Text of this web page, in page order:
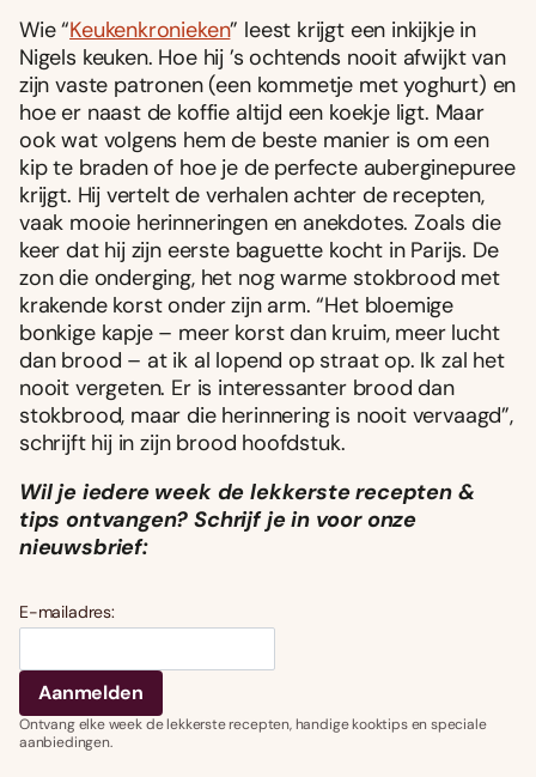
Wie “Keukenkronieken” leest krijgt een inkijkje in
Nigels keuken. Hoe hij ’s ochtends nooit afwijkt van
zijn vaste patronen (een kommetje met yoghurt) en
hoe er naast de koffie altijd een koekje ligt. Maar
ook wat volgens hem de beste manier is om een
kip te braden of hoe je de perfecte auberginepuree
krijgt. Hij vertelt de verhalen achter de recepten,
vaak mooie herinneringen en anekdotes. Zoals die
keer dat hij zijn eerste baguette kocht in Parijs. De
zon die onderging, het nog warme stokbrood met
krakende korst onder zijn arm. “Het bloemige
bonkige kapje – meer korst dan kruim, meer lucht
dan brood – at ik al lopend op straat op. Ik zal het
nooit vergeten. Er is interessanter brood dan
stokbrood, maar die herinnering is nooit vervaagd”,
schrijft hij in zijn brood hoofdstuk.
Wil je iedere week de lekkerste recepten &
tips ontvangen? Schrijf je in voor onze
nieuwsbrief:
E-mailadres:
Ontvang elke week de lekkerste recepten, handige kooktips en speciale
aanbiedingen.